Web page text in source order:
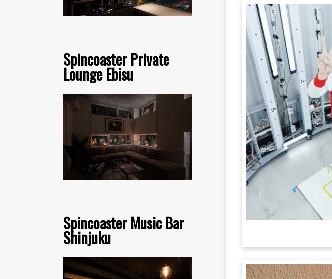
Spincoaster Private
Lounge Ebisu
Spincoaster Music Bar
Shinjuku